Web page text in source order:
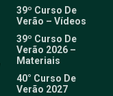
39º Curso De
Verão – Vídeos
39º Curso De
Verão 2026 –
Materiais
40° Curso De
Verão 2027